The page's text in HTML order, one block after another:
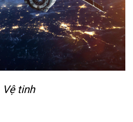
Vệ tinh